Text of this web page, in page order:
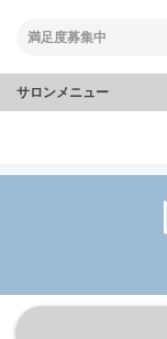
満足度募集中
サロンメニュー